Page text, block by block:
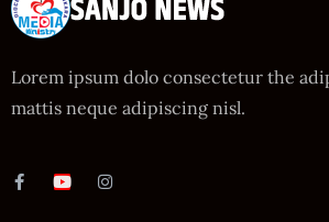
Lorem ipsum dolo consectetur the
mattis neque adipiscing nisl.